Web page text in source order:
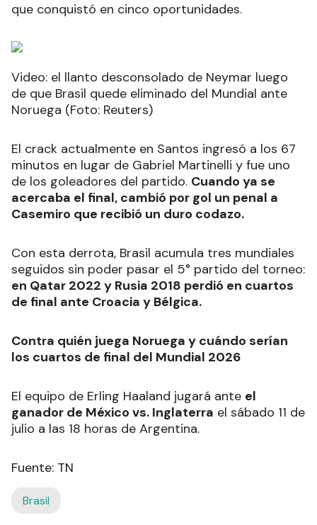
que conquistó en cinco oportunidades.
Video: el llanto desconsolado de Neymar luego
de que Brasil quede eliminado del Mundial ante
Noruega (Foto: Reuters)
El crack actualmente en Santos ingresó a los 67
minutos en lugar de Gabriel Martinelli y fue uno
de los goleadores del partido. Cuando ya se
acercaba el final, cambió por gol un penal a
Casemiro que recibió un duro codazo.
Con esta derrota, Brasil acumula tres mundiales
seguidos sin poder pasar el 5° partido del torneo:
en Qatar 2022 y Rusia 2018 perdió en cuartos
de final ante Croacia y Bélgica.
Contra quién juega Noruega y cuándo serían
los cuartos de final del Mundial 2026
El equipo de Erling Haaland jugará ante el
ganador de México vs. Inglaterra el sábado 11 de
julio a las 18 horas de Argentina.
Fuente: TN
Brasil